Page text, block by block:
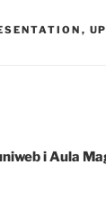
,
i Aula